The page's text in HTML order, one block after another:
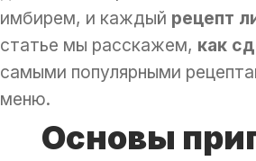
имбирем, и каждый рецепт
статье мы расскажем, как
самыми популярными
меню.
Основы